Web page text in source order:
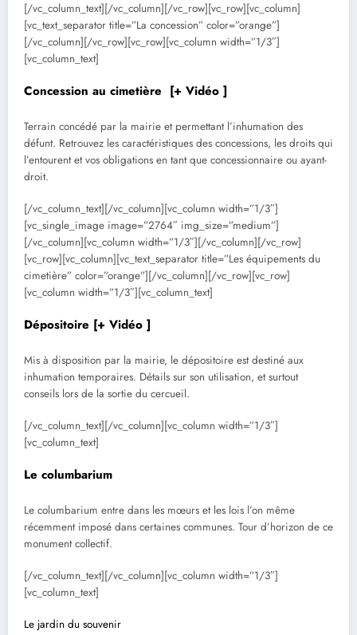
[/vc_column_text][/vc_column][/vc_row][vc_row][vc_column]
[vc_text_separator title=”La concession” color=”orange”]
[/vc_column][/vc_row][vc_row][vc_column width=”1/3″]
[vc_column_text]
Concession au cimetière [+ Vidéo ]
Terrain concédé par la mairie et permettant l’inhumation des
défunt. Retrouvez les caractéristiques des concessions, les droits qui
l’entourent et vos obligations en tant que concessionnaire ou ayant-
droit.
[/vc_column_text][/vc_column][vc_column width=”1/3″]
[vc_single_image image=”2764″ img_size=”medium”]
[/vc_column][vc_column width=”1/3″][/vc_column][/vc_row]
[vc_row][vc_column][vc_text_separator title=”Les équipements du
cimetière” color=”orange”][/vc_column][/vc_row][vc_row]
[vc_column width=”1/3″][vc_column_text]
Dépositoire [+ Vidéo ]
Mis à disposition par la mairie, le dépositoire est destiné aux
inhumation temporaires. Détails sur son utilisation, et surtout
conseils lors de la sortie du cercueil.
[/vc_column_text][/vc_column][vc_column width=”1/3″]
[vc_column_text]
Le columbarium
Le columbarium entre dans les mœurs et les lois l’on même
récemment imposé dans certaines communes. Tour d’horizon de ce
monument collectif.
[/vc_column_text][/vc_column][vc_column width=”1/3″]
[vc_column_text]
Le jardin du souvenir